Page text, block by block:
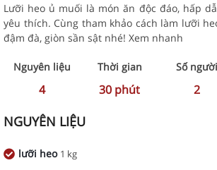
Lưỡi heo ủ muối là món ăn độc đáo, hấp
yêu thích. Cùng tham khảo cách làm lưỡi
đậm đà, giòn sần sật nhé! Xem nhanh
Nguyên liệu
4
Thời gian
30 phút
Số người
2
NGUYÊN LIỆU
lưỡi heo 1 kg